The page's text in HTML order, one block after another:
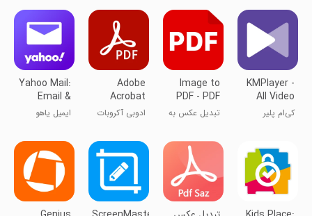
به پی‌دی‌اف
KMPlayer -
All Video
Player
کی‌ام پلیر
Image to
PDF - PDF
Maker
تبدیل عکس به
Adobe
Acrobat
Reader:
Edit PDF
ادوبی آکروبات
Yahoo Mail:
Email &
Planner
ایمیل یاهو